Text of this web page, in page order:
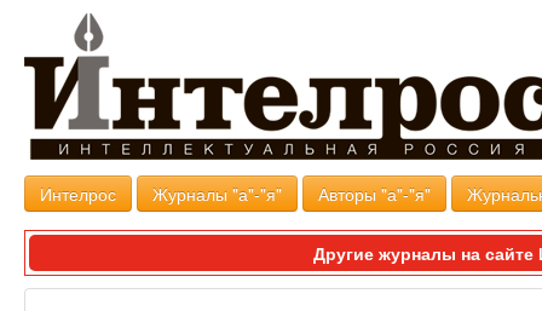
Интелрос Журналы "а"-"я" Авторы "а"-"я"
Другие журналы на